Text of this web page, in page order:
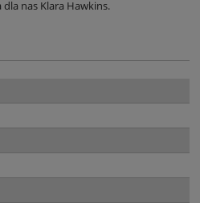
nas Klara Hawkins.